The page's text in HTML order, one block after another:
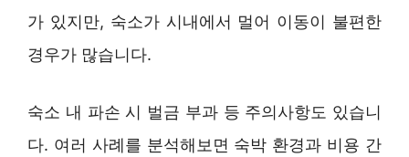
가 있지만, 숙소가 시내에서 멀어 이동이 불편한
경우가 많습니다.
숙소 내 파손 시 벌금 부과 등 주의사항도 있습니
다. 여러 사례를 분석해보면 숙박 환경과 비용 간